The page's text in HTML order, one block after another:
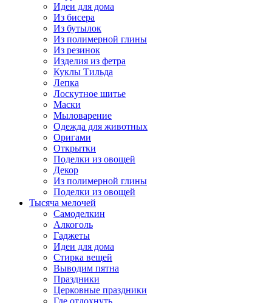
Идеи для дома
Из бисера
Из бутылок
Из полимерной глины
Из резинок
Изделия из фетра
Куклы Тильда
Лепка
Лоскутное шитье
Маски
Мыловарение
Одежда для животных
Оригами
Открытки
Поделки из овощей
Декор
Из полимерной глины
Поделки из овощей
Тысяча мелочей
Самоделкин
Алкоголь
Гаджеты
Идеи для дома
Стирка вещей
Выводим пятна
Праздники
Церковные праздники
Где отдохнуть